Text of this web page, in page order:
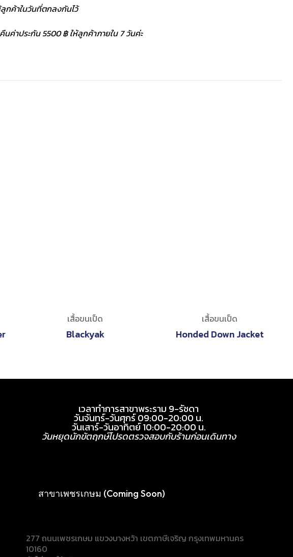
ลูกค้าในวันที่ตกลงกันไว้
ค่าประกัน 5500 ฿ ให้ลูกค้าภายใน 7 วันค่ะ
เสื้อขนเป็ด
Blackyak
เสื้อขนเป็ด
Honded Down Jacket
เวลาทำการสาขาพระราม 9-รัชดา
วันจันทร์-วันศุกร์ 09:00-20:00 น.
วันเสาร์-วันอาทิตย์ 10:00-20:00 น.
วันหยุดนักขัตฤกษ์โปรดตรวจสอบกับร้านก่อนเดินทาง
สาขาเพชรเกษม (Coming Soon)
277 ถนนเพชรเกษม แขวงบางหว้า เขตภาษีเจริญ กรุงเทพมหานคร
10160